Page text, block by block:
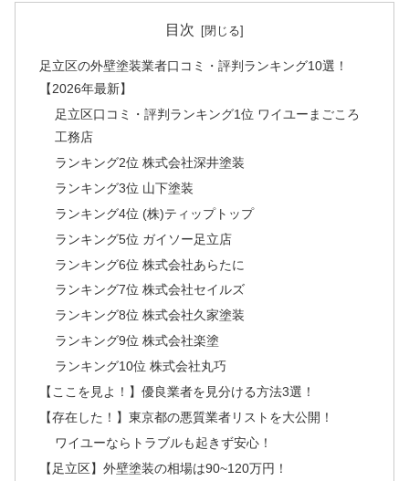
目次
足立区の外壁塗装業者口コミ・評判ランキング10選！
【2026年最新】
足立区口コミ・評判ランキング1位 ワイユーまごころ
工務店
ランキング2位 株式会社深井塗装
ランキング3位 山下塗装
ランキング4位 (株)ティップトップ
ランキング5位 ガイソー足立店
ランキング6位 株式会社あらたに
ランキング7位 株式会社セイルズ
ランキング8位 株式会社久家塗装
ランキング9位 株式会社楽塗
ランキング10位 株式会社丸巧
【ここを見よ！】優良業者を見分ける方法3選！
【存在した！】東京都の悪質業者リストを大公開！
ワイユーならトラブルも起きず安心！
【足立区】外壁塗装の相場は90~120万円！